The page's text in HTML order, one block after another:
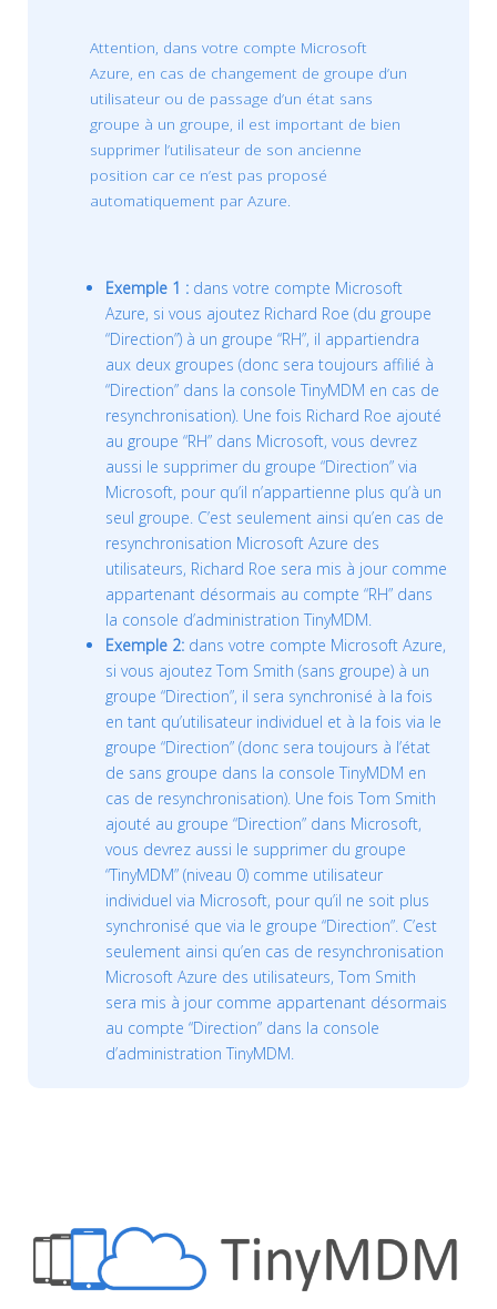
Attention, dans votre compte Microsoft
Azure, en cas de changement de groupe d’un
utilisateur ou de passage d’un état sans
groupe à un groupe, il est important de bien
supprimer l’utilisateur de son ancienne
position car ce n’est pas proposé
automatiquement par Azure.
Exemple 1 :dans votre compte Microsoft
Azure, si vous ajoutez Richard Roe (du groupe
“Direction”) à un groupe “RH”, il appartiendra
aux deux groupes (donc sera toujours affilié à
“Direction” dans la console TinyMDM en cas de
resynchronisation). Une fois Richard Roe ajouté
au groupe “RH” dans Microsoft, vous devrez
aussi le supprimer du groupe “Direction” via
Microsoft, pour qu’il n’appartienne plus qu’à un
seul groupe. C’est seulement ainsi qu’en cas de
resynchronisation Microsoft Azure des
utilisateurs, Richard Roe sera mis à jour comme
appartenant désormais au compte “RH” dans
la console d’administration TinyMDM.
Exemple 2:dans votre compte Microsoft Azure,
si vous ajoutez Tom Smith (sans groupe) à un
groupe “Direction”, il sera synchronisé à la fois
en tant qu’utilisateur individuel et à la fois via le
groupe “Direction” (donc sera toujours à l’état
de sans groupe dans la console TinyMDM en
cas de resynchronisation). Une fois Tom Smith
ajouté au groupe “Direction” dans Microsoft,
vous devrez aussi le supprimer du groupe
“TinyMDM” (niveau 0) comme utilisateur
individuel via Microsoft, pour qu’il ne soit plus
synchronisé que via le groupe “Direction”. C’est
seulement ainsi qu’en cas de resynchronisation
Microsoft Azure des utilisateurs, Tom Smith
sera mis à jour comme appartenant désormais
au compte “Direction” dans la console
d’administration TinyMDM.